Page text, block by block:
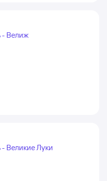
- Велиж
- Великие Луки